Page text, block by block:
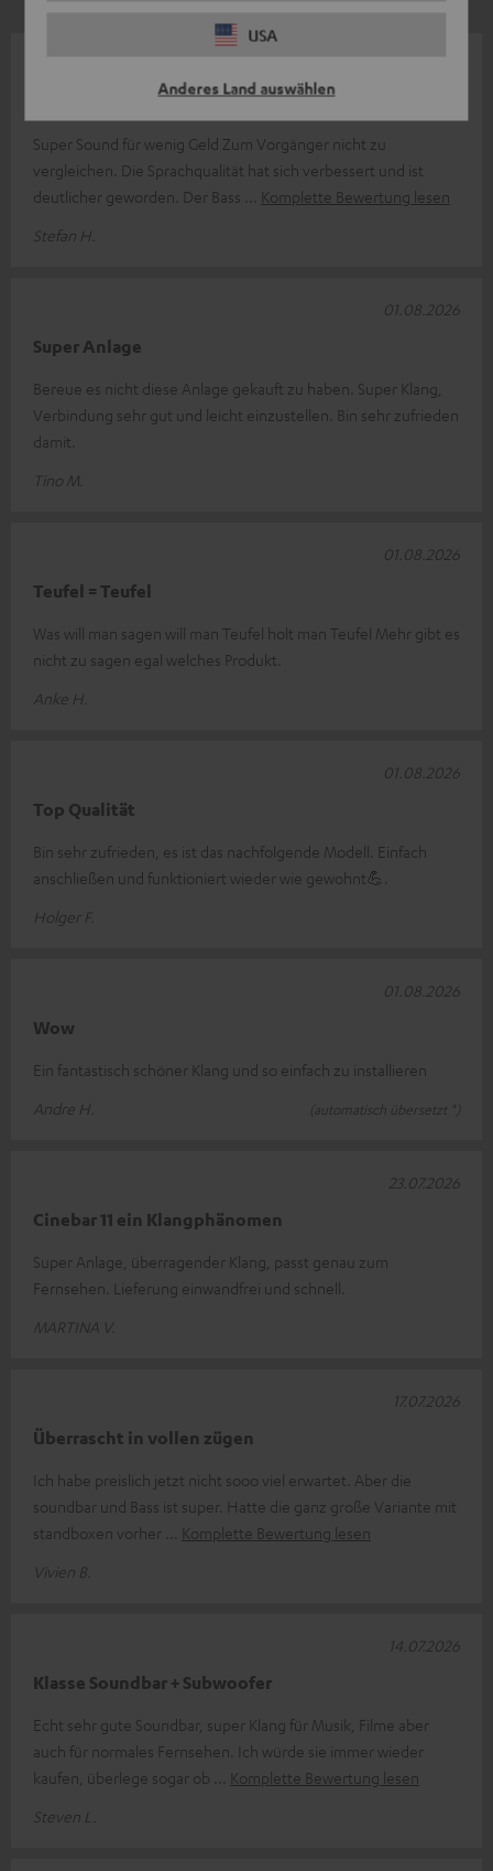
USA
Anderes Land auswählen
Super Sound für wenig Geld Zum Vorgänger nicht zu
vergleichen. Die Sprachqualität hat sich verbessert und ist
deutlicher geworden. Der Bass
Komplette Bewertung lesen
Stefan H.
Super Anlage
Bereue es nicht diese Anlage gekauft zu haben. Super Klang,
Verbindung sehr gut und leicht einzustellen. Bin sehr zufrieden
damit.
Tino M.
01.08.2026
Teufel = Teufel
Was will man sagen will man Teufel holt man Teufel Mehr gibt es
nicht zu sagen egal welches Produkt.
Anke H.
01.08.2026
Top Qualität
Bin sehr zufrieden, es ist das nachfolgende Modell. Einfach
anschließen und funktioniert wieder wie gewohnt💪.
Holger F.
01.08.2026
Wow
Ein fantastisch schöner Klang und so einfach zu installieren
Andre H.
(automatisch übersetzt *)
01.08.2026
Cinebar 11 ein Klangphänomen
Super Anlage, überragender Klang, passt genau zum
Fernsehen. Lieferung einwandfrei und schnell.
MARTINA V.
23.07.2026
Überrascht in vollen zügen
Ich habe preislich jetzt nicht sooo viel erwartet. Aber die
soundbar und Bass ist super. Hatte die ganz große Variante mit
standboxen vorher
Komplette Bewertung lesen
Vivien B.
17.07.2026
Klasse Soundbar + Subwoofer
Echt sehr gute Soundbar, super Klang für Musik, Filme aber
auch für normales Fernsehen. Ich würde sie immer wieder
kaufen, überlege sogar ob
Komplette Bewertung lesen
Steven L.
14.07.2026